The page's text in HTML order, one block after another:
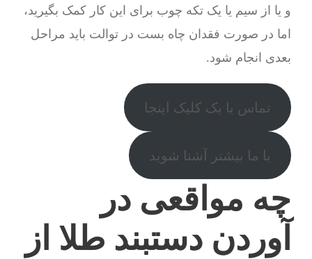
و یا از سیم یا یک تکه چوب برای این کار کمک بگیرید،
اما در صورت فقدان چاه بست در توالت باید مراحل
بعدی انجام شود.
تماس با یک کلیک اینجا
با ما بیشتر آشنا شوید
چه مواقعی در
آوردن دستبند طلا از